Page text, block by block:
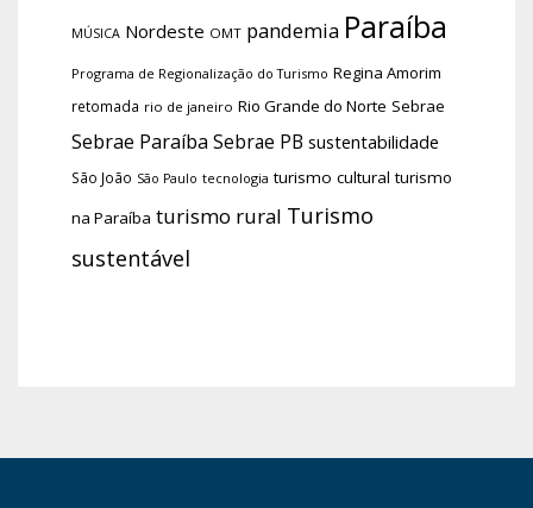
MÚSICA Nordeste OMT pandemia Paraíba
Programa de Regionalização do Turismo Regina Amorim
retomada rio de janeiro Rio Grande do Norte Sebrae
Sebrae Paraíba Sebrae PB sustentabilidade
São João São Paulo tecnologia turismo cultural turismo
na Paraíba turismo rural Turismo
sustentável